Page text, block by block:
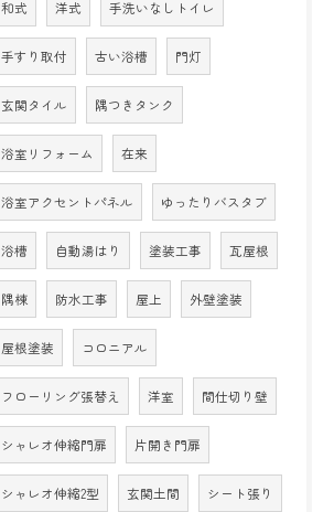
和式 洋式 手洗いなしトイレ
手すり取付 古い浴槽 門灯
玄関タイル 隅つきタンク
浴室リフォーム 在来
浴室アクセントパネル ゆったりバスタブ
浴槽 自動湯はり 塗装工事 瓦屋根
隅棟 防水工事 屋上 外壁塗装
屋根塗装 コロニアル
フローリング張替え 洋室 間仕切り壁
シャレオ伸縮門扉 片開き門扉
シャレオ伸縮2型 玄関土間 シート張り